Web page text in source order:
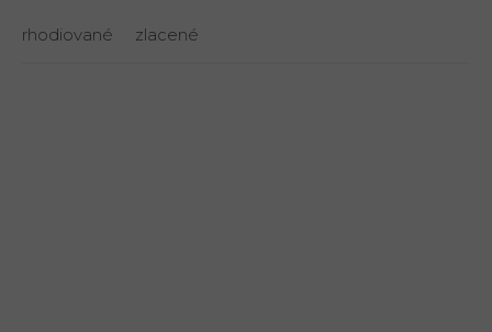
rhodiované zlacené